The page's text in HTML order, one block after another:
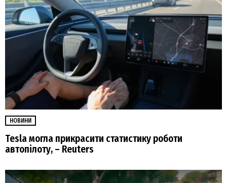
НОВИНИ
Tesla могла прикрасити статистику роботи
автопілоту, – Reuters